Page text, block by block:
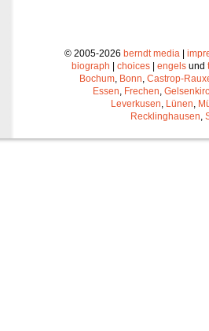
© 2005-2026 berndt media |
biograph | choices | engels und
Bochum Bonn Castrop-
Essen Frechen
Leverkusen Lünen
Recklinghausen